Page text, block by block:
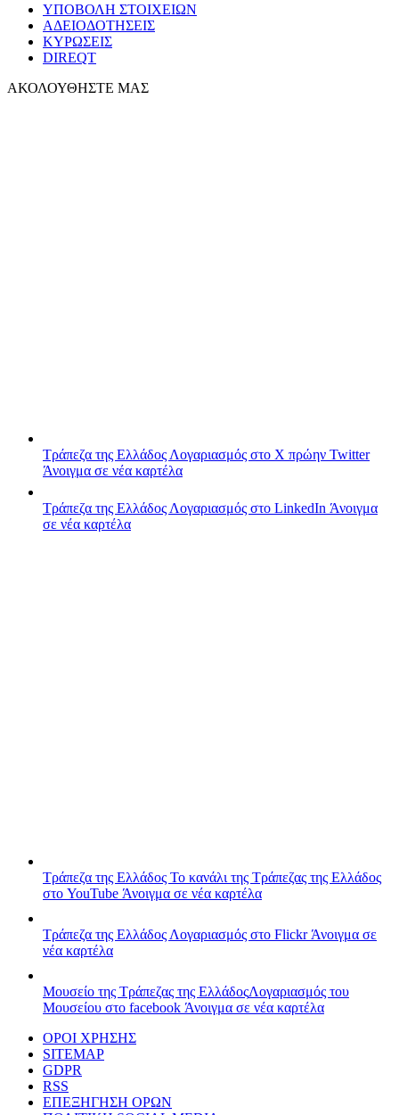
ΥΠΟΒΟΛΗ ΣΤΟΙΧΕΙΩΝ
ΑΔΕΙΟΔΟΤΗΣΕΙΣ
ΚΥΡΩΣΕΙΣ
DIREQT
ΑΚΟΛΟΥΘΗΣΤΕ ΜΑΣ
Τράπεζα της Ελλάδος Λογαριασμός στο X πρώην Twitter
Άνοιγμα σε νέα καρτέλα
Τράπεζα της Ελλάδος Λογαριασμός στο LinkedIn Άνοιγμα
σε νέα καρτέλα
Τράπεζα της Ελλάδος Το κανάλι της Τράπεζας της Ελλάδος
στο YouTube Άνοιγμα σε νέα καρτέλα
Τράπεζα της Ελλάδος Λογαριασμός στο FlickrΆνοιγμα σε
νέα καρτέλα
Μουσείο της Τράπεζας της ΕλλάδοςΛογαριασμός του
Μουσείου στο facebook Άνοιγμα σε νέα καρτέλα
ΟΡΟΙ ΧΡΗΣΗΣ
SITEMAP
GDPR
RSS
ΕΠΕΞΗΓΗΣΗ ΟΡΩΝ